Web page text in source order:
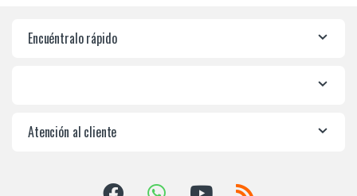
Encuéntralo rápido
Atención al cliente